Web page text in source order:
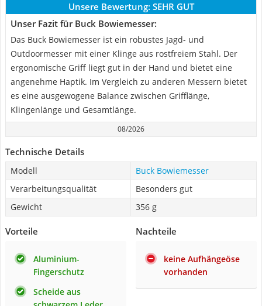
Unsere Bewertung: SEHR GUT
Unser Fazit für Buck Bowiemesser:
Das Buck Bowiemesser ist ein robustes Jagd- und
Outdoormesser mit einer Klinge aus rostfreiem Stahl. Der
ergonomische Griff liegt gut in der Hand und bietet eine
angenehme Haptik. Im Vergleich zu anderen Messern bietet
es eine ausgewogene Balance zwischen Grifflänge,
Klingenlänge und Gesamtlänge.
08/2026
Technische Details
Modell
Buck Bowiemesser
Verarbeitungsqualität
Besonders gut
Gewicht
356 g
Vorteile
Aluminium-
Fingerschutz
Scheide aus
Nachteile
keine Aufhängeöse
vorhanden